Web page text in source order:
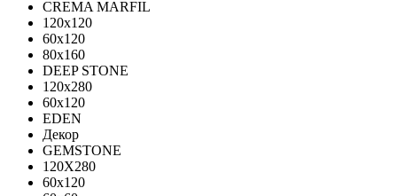
CREMA MARFIL
120x120
60x120
80x160
DEEP STONE
120х280
60х120
EDEN
Декор
GEMSTONE
120X280
60x120